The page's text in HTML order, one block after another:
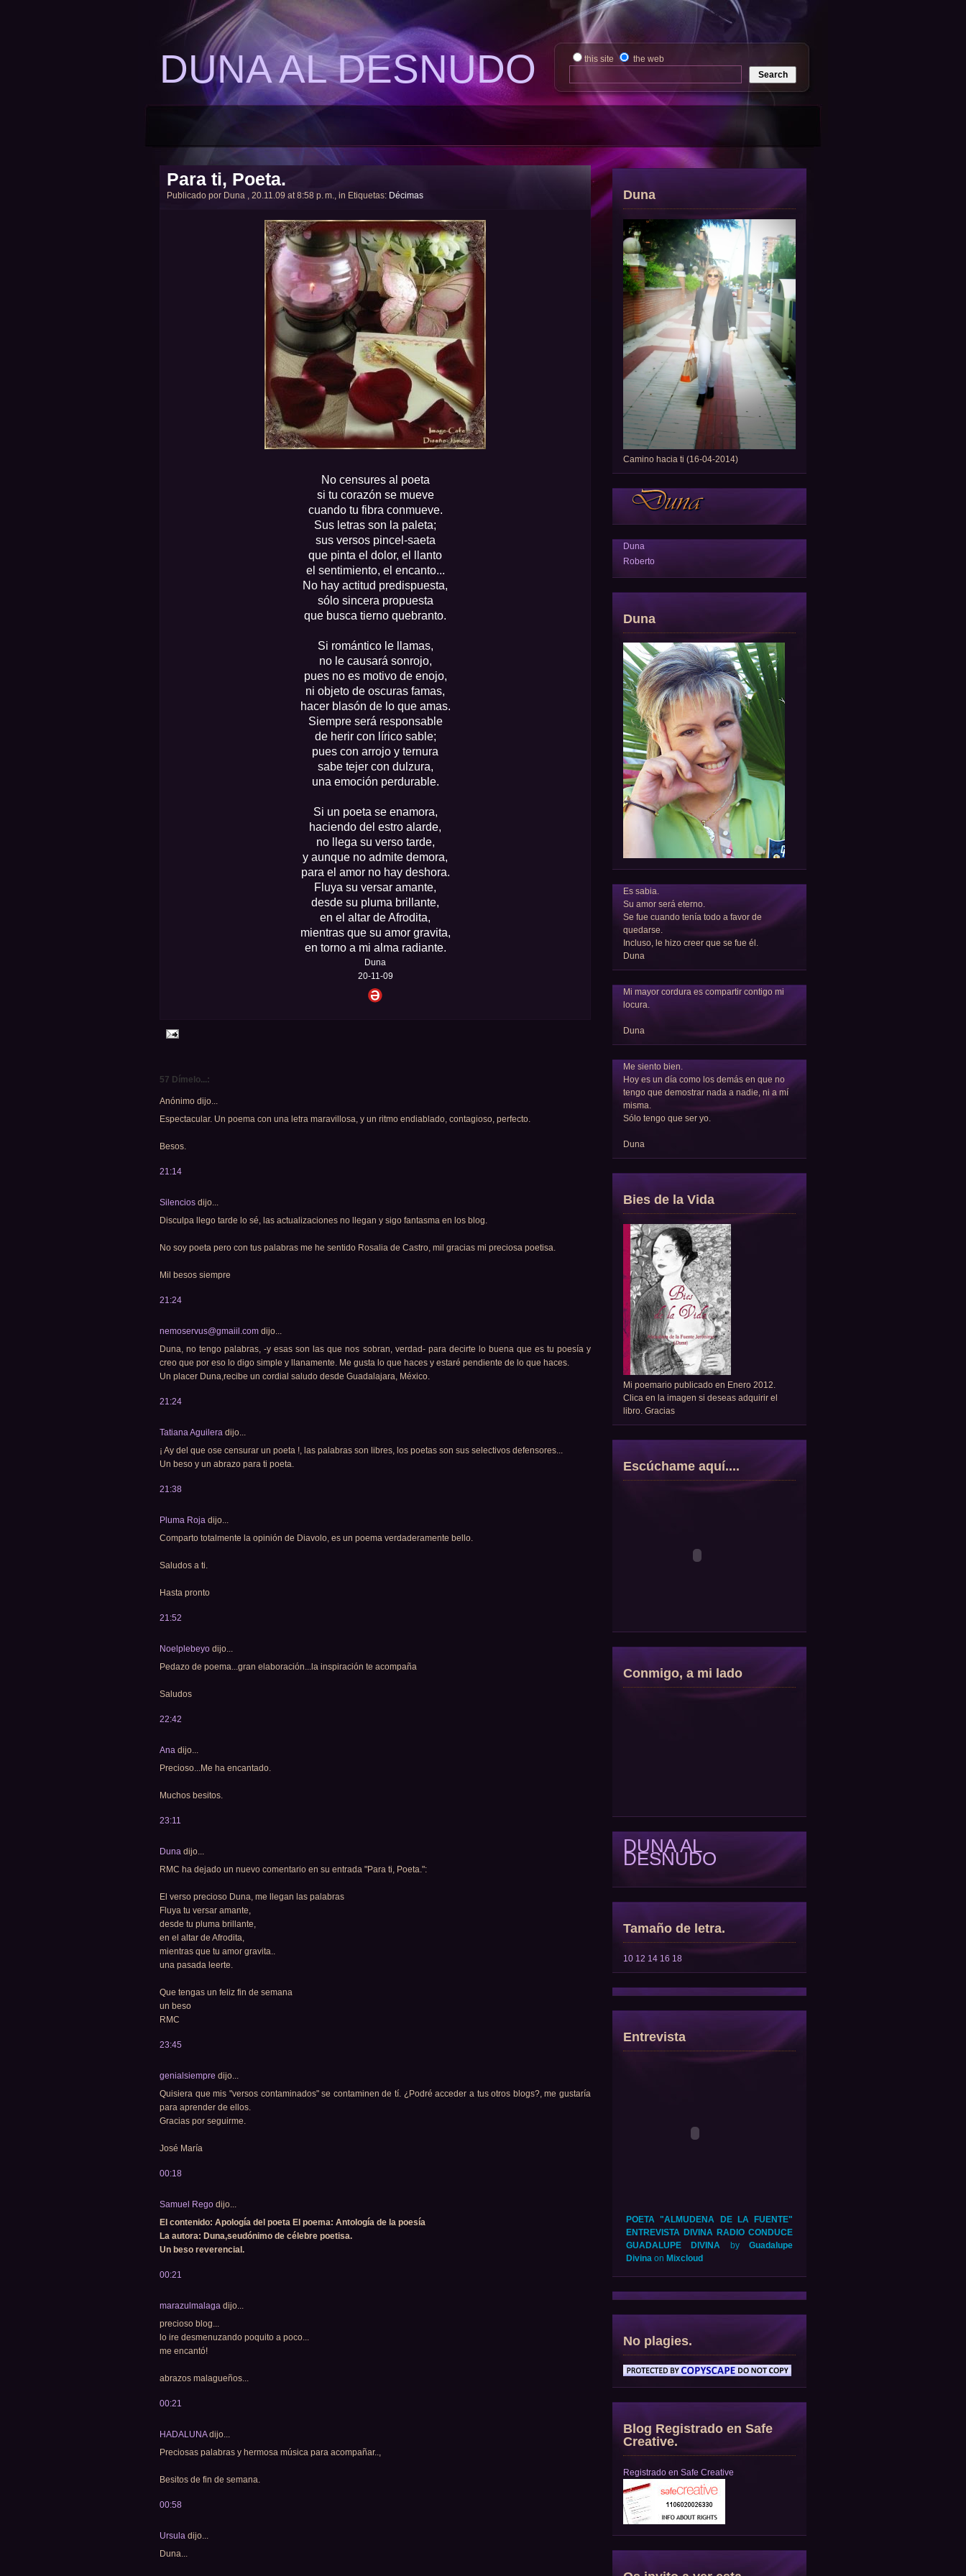
DUNA AL DESNUDO this site the web
Para ti, Poeta.
Publicado por Duna , 20.11.09 at 8:58 p. m., in Etiquetas: Décimas
No censures al poeta
si tu corazón se mueve
cuando tu fibra conmueve.
Sus letras son la paleta;
sus versos pincel-saeta
que pinta el dolor, el llanto
el sentimiento, el encanto...
No hay actitud predispuesta,
sólo sincera propuesta
que busca tierno quebranto.
Si romántico le llamas,
no le causará sonrojo,
pues no es motivo de enojo,
ni objeto de oscuras famas,
hacer blasón de lo que amas.
Siempre será responsable
de herir con lírico sable;
pues con arrojo y ternura
sabe tejer con dulzura,
una emoción perdurable.
Si un poeta se enamora,
haciendo del estro alarde,
no llega su verso tarde,
y aunque no admite demora,
para el amor no hay deshora.
Fluya su versar amante,
desde su pluma brillante,
en el altar de Afrodita,
mientras que su amor gravita,
en torno a mi alma radiante.
Duna
20-11-09
57 Dímelo...:
Anónimo dijo...
Espectacular. Un poema con una letra maravillosa, y un ritmo endiablado, contagioso, perfecto.
Besos.
21:14
Silencios dijo...
Disculpa llego tarde lo sé, las actualizaciones no llegan y sigo fantasma en los blog.
No soy poeta pero con tus palabras me he sentido Rosalia de Castro, mil gracias mi preciosa poetisa.
Mil besos siempre
21:24
nemoservus@gmaiil.com dijo...
Duna, no tengo palabras, -y esas son las que nos sobran, verdad- para decirte lo buena que es tu poesía y
creo que por eso lo digo simple y llanamente. Me gusta lo que haces y estaré pendiente de lo que haces.
Un placer Duna,recibe un cordial saludo desde Guadalajara, México.
21:24
Tatiana Aguilera dijo...
¡ Ay del que ose censurar un poeta !, las palabras son libres, los poetas son sus selectivos defensores...
Un beso y un abrazo para ti poeta.
21:38
Pluma Roja dijo...
Comparto totalmente la opinión de Diavolo, es un poema verdaderamente bello.
Saludos a ti.
Hasta pronto
21:52
Noelplebeyo dijo...
Pedazo de poema...gran elaboración...la inspiración te acompaña
Saludos
22:42
Ana dijo...
Precioso...Me ha encantado.
Muchos besitos.
23:11
Duna dijo...
RMC ha dejado un nuevo comentario en su entrada "Para ti, Poeta.":
El verso precioso Duna, me llegan las palabras
Fluya tu versar amante,
desde tu pluma brillante,
en el altar de Afrodita,
mientras que tu amor gravita..
una pasada leerte.
Que tengas un feliz fin de semana
un beso
RMC
23:45
genialsiempre dijo...
Quisiera que mis "versos contaminados" se contaminen de tí. ¿Podré acceder a tus otros blogs?, me gustaría
para aprender de ellos.
Gracias por seguirme.
José María
00:18
Samuel Rego dijo...
El contenido: Apología del poeta El poema: Antología de la poesía
La autora: Duna,seudónimo de célebre poetisa.
Un beso reverencial.
00:21
marazulmalaga dijo...
precioso blog...
lo ire desmenuzando poquito a poco...
me encantó!
abrazos malagueños...
00:21
HADALUNAdijo...
Preciosas palabras y hermosa música para acompañar..,
Besitos de fin de semana.
00:58
Ursula dijo...
Duna...
Duna
Camino hacia ti (16-04-2014)
Duna
Roberto
Duna
Es sabia.
Su amor será eterno.
Se fue cuando tenía todo a favor de
quedarse.
Incluso, le hizo creer que se fue él.
Duna
Mi mayor cordura es compartir contigo mi
locura.
Duna
Me siento bien.
Hoy es un día como los demás en que no
tengo que demostrar nada a nadie, ni a mí
misma.
Sólo tengo que ser yo.
Duna
Bies de la Vida
Mi poemario publicado en Enero 2012.
Clica en la imagen si deseas adquirir el
libro. Gracias
Escúchame aquí....
Conmigo, a mi lado
DUNA AL
DESNUDO
Tamaño de letra.
10 12 14 16 18
Entrevista
POETA "ALMUDENA DE LA FUENTE"
ENTREVISTA DIVINA RADIO CONDUCE
GUADALUPE DIVINA byGuadalupe
Divina on Mixcloud
No plagies.
Blog Registrado en Safe
Creative.
Registrado en Safe Creative